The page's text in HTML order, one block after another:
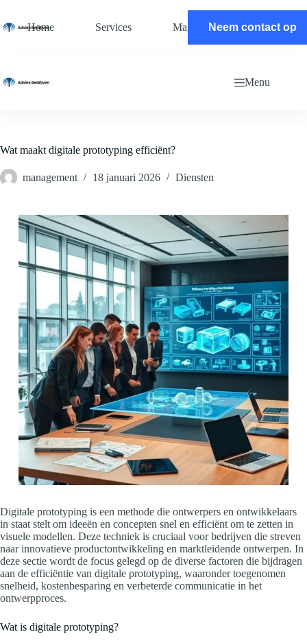
de
Home Services Magazine Contact
Neem contact op
Menu
Wat maakt digitale prototyping efficiënt?
management 18 januari 2026 Diensten
Digitale prototyping is een methode die ontwerpers en ontwikkelaars
in staat stelt om ideeën en concepten snel en efficiënt om te zetten in
visuele modellen. Deze techniek is cruciaal voor bedrijven die streven
naar innovatieve productontwikkeling en marktleidende ontwerpen. In
deze sectie wordt de focus gelegd op de diverse factoren die bijdragen
aan de efficiëntie van digitale prototyping, waaronder toegenomen
snelheid, kostenbesparing en verbeterde communicatie in het
ontwerpproces.
Wat is digitale prototyping?